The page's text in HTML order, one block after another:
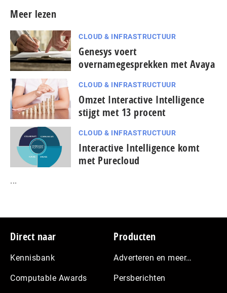
Meer lezen
CLOUD & INFRASTRUCTUUR
Genesys voert
overnamegesprekken met Avaya
CLOUD & INFRASTRUCTUUR
Omzet Interactive Intelligence
stijgt met 13 procent
CLOUD & INFRASTRUCTUUR
Interactive Intelligence komt
met Purecloud
...
Footer
Direct naar
Kennisbank
Computable Awards
Producten
Adverteren en meer…
Persberichten